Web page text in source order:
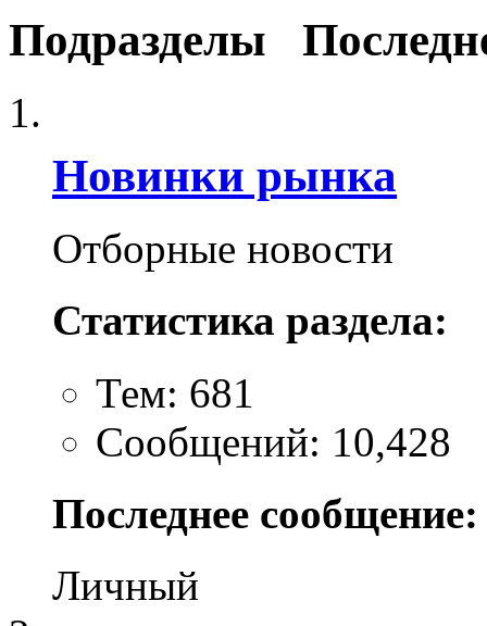
Подразделы
Новинки рынка
Отборные новости
Статистика раздела:
Тем: 681
Сообщений: 10,428
Последнее сообщение:
Личный